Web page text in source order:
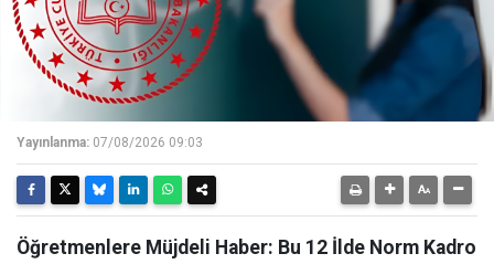
Yayınlanma: 07/08/2026 09:03
Öğretmenlere Müjdeli Haber: Bu 12 İlde Norm Kadro